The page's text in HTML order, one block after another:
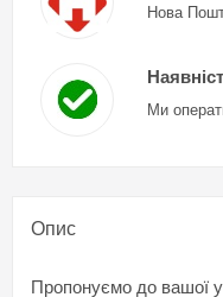
Нова
Ми
Опис
Пропонуємо до вашої